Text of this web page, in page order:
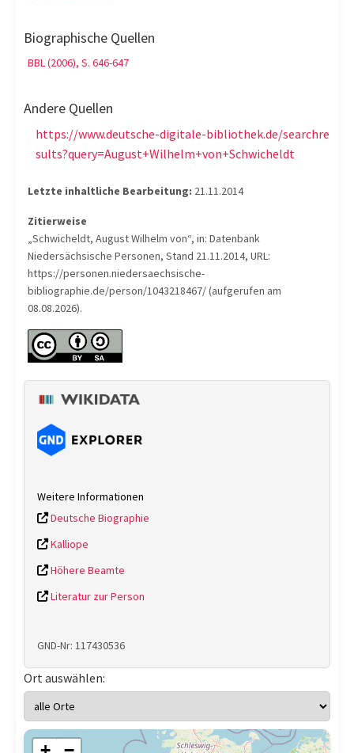
Biographische Quellen
BBL (2006), S. 646-647
Andere Quellen
https://www.deutsche-digitale-bibliothek.de/searchre
sults?query=August+Wilhelm+von+Schwicheldt
Letzte inhaltliche Bearbeitung: 21.11.2014
Zitierweise
„Schwicheldt, August Wilhelm von“, in: Datenbank
Niedersächsische Personen, Stand 21.11.2014, URL:
https://personen.niedersaechsische-
bibliographie.de/person/1043218467/ (aufgerufen am
08.08.2026).
Weitere Informationen
Deutsche Biographie
Kalliope
Höhere Beamte
Literatur zur Person
GND-Nr: 117430536
Ort auswählen: